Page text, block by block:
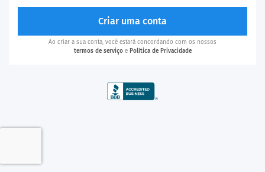
Criar uma conta
Ao criar a sua conta, você estará concordando com os nossos
termos de serviçoe Política de Privacidade